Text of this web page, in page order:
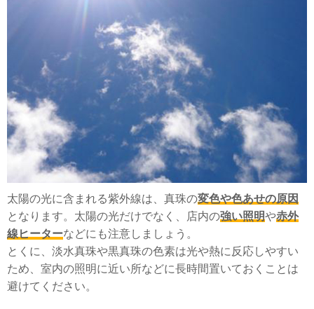
太陽の光に含まれる紫外線は、真珠の変色や色あせの原因
となります。太陽の光だけでなく、店内の強い照明や赤外
線ヒーターなどにも注意しましょう。
とくに、淡水真珠や黒真珠の色素は光や熱に反応しやすい
ため、室内の照明に近い所などに長時間置いておくことは
避けてください。